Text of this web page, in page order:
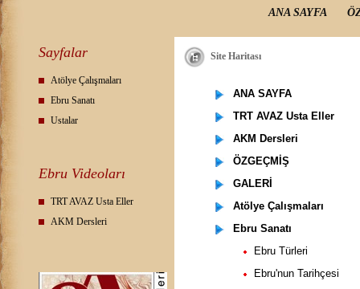
ANA SAYFA
Sayfalar
Atölye Çalışmaları
Ebru Sanatı
Ustalar
Ebru Videoları
TRT AVAZ Usta Eller
AKM Dersleri
Site Haritası
ANA SAYFA
TRT AVAZ Usta Eller
AKM Dersleri
ÖZGEÇMİŞ
GALERİ
Atölye Çalışmaları
Ebru Sanatı
Ebru Türleri
Ebru'nun Tarihçesi